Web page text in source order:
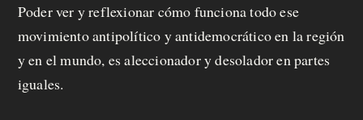
C
a
Poder ver y reflexionar cómo funciona todo ese
movimiento antipolítico y antidemocrático en la región
y en el mundo, es aleccionador y desolador en partes
iguales.